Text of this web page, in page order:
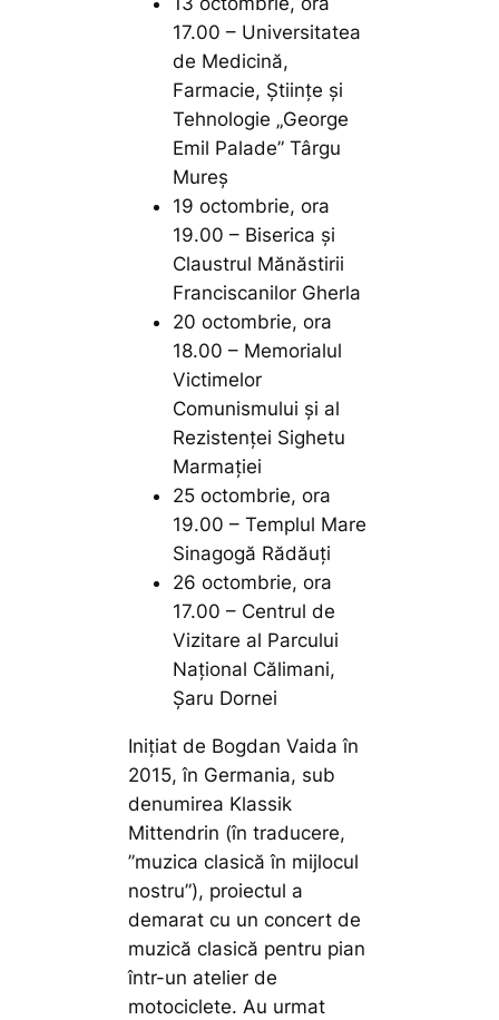
17.00 – Universitatea
de Medicină,
Farmacie, Științe și
Tehnologie „George
Emil Palade” Târgu
Mureș
19 octombrie, ora
19.00 – Biserica și
Claustrul Mănăstirii
Franciscanilor Gherla
20 octombrie, ora
18.00 – Memorialul
Victimelor
Comunismului şi al
Rezistenţei Sighetu
Marmației
25 octombrie, ora
19.00 – Templul Mare
Sinagogă Rădăuți
26 octombrie, ora
17.00 – Centrul de
Vizitare al Parcului
Național Călimani,
Șaru Dornei
Inițiat de Bogdan Vaida în
2015, în Germania, sub
denumirea Klassik
Mittendrin (în traducere,
’’muzica clasică în mijlocul
nostru”), proiectul a
demarat cu un concert de
muzică clasică pentru pian
într-un atelier de
motociclete. Au urmat